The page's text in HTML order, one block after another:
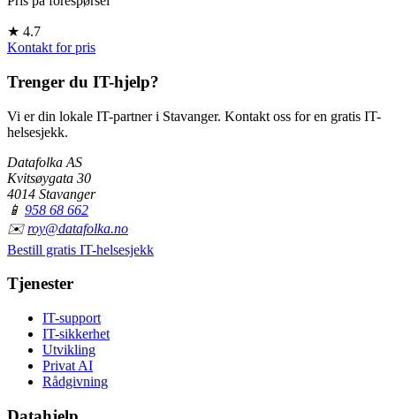
★ 4.7
Kontakt for pris
Trenger du IT-hjelp?
Vi er din lokale IT-partner i Stavanger. Kontakt oss for en gratis IT-
helsesjekk.
Datafolka AS
Kvitsøygata 30
4014 Stavanger
📱 958 68 662
✉️ roy@datafolka.no
Bestill gratis IT-helsesjekk
Tjenester
IT-support
IT-sikkerhet
Utvikling
Privat AI
Rådgivning